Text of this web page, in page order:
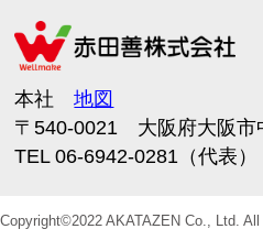
本社地図
〒540-0021 大阪府大阪市
TEL 06-6942-0281（代表）
Copyright©2022 AKATAZEN Co., Ltd. All